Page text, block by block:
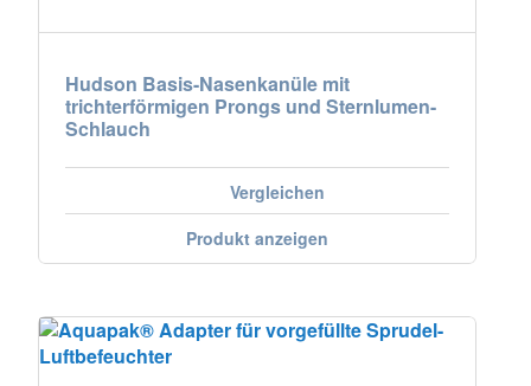
Hudson Basis-Nasenkanüle mit
trichterförmigen Prongs und Sternlumen-
Schlauch
Vergleichen
Produkt anzeigen